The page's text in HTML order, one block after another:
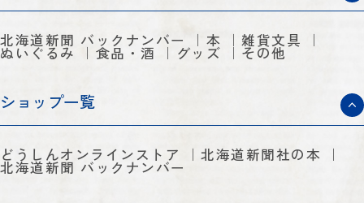
北海道新聞 バックナンバー 本 雑貨文具
ぬいぐるみ 食品・酒 グッズ その他
ショップ一覧
どうしんオンラインストア 北海道新聞社の本
北海道新聞 バックナンバー